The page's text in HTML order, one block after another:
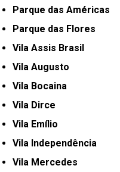
Parque das Américas
Parque das Flores
Vila Assis Brasil
Vila Augusto
Vila Bocaina
Vila Dirce
Vila Emílio
Vila Independência
Vila Mercedes